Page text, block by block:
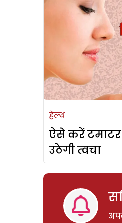
हेल्थ
ऐसे करें
उठेगी त्वचा